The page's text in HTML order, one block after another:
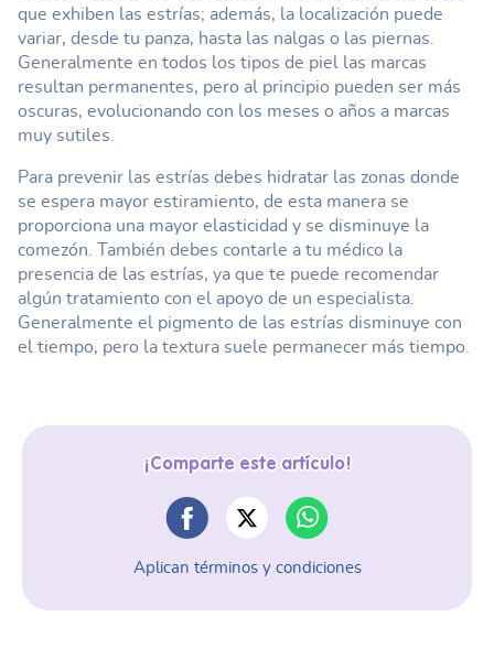
que exhiben las estrías; además, la localización puede
variar, desde tu panza, hasta las nalgas o las piernas.
Generalmente en todos los tipos de piel las marcas
resultan permanentes, pero al principio pueden ser más
oscuras, evolucionando con los meses o años a marcas
muy sutiles.
Para prevenir las estrías debes hidratar las zonas donde
se espera mayor estiramiento, de esta manera se
proporciona una mayor elasticidad y se disminuye la
comezón. También debes contarle a tu médico la
presencia de las estrías, ya que te puede recomendar
algún tratamiento con el apoyo de un especialista.
Generalmente el pigmento de las estrías disminuye con
el tiempo, pero la textura suele permanecer más tiempo.
¡Comparte este artículo!
Aplican términos y condiciones